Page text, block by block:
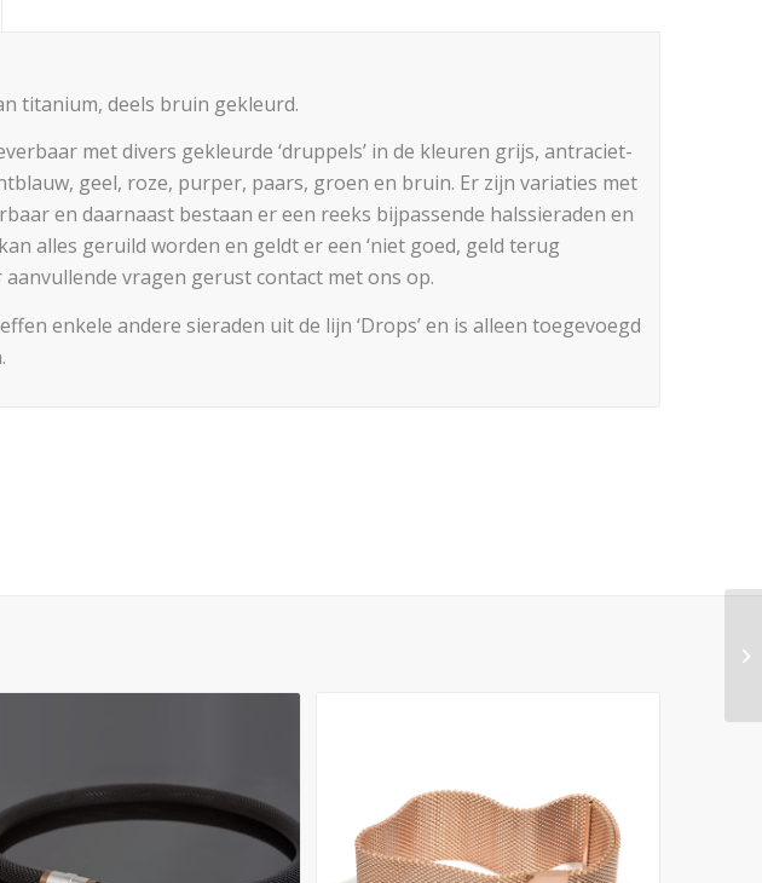
titanium, deels bruin gekleurd.
met divers gekleurde ‘druppels’ in de kleuren grijs, antraciet-
geel, roze, purper, paars, groen en bruin. Er zijn variaties met
en daarnaast bestaan er een reeks bijpassende halssieraden en
alles geruild worden en geldt er een ‘niet goed, geld terug
aanvullende vragen gerust contact met ons op.
enkele andere sieraden uit de lijn ‘Drops’ en is alleen toegevoegd